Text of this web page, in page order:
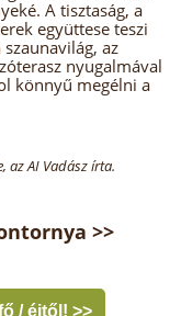
A tisztaság, a
együttese teszi
az
nyugalmával
könnyű megélni a
az AI Vadász írta.
>>
/ éjtől! >>